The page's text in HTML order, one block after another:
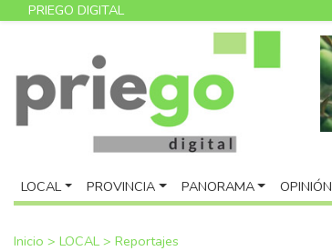
PRIEGO DIGITAL
LOCAL PROVINCIA PANORAMA OPINIÓN
Inicio > LOCAL > Reportajes